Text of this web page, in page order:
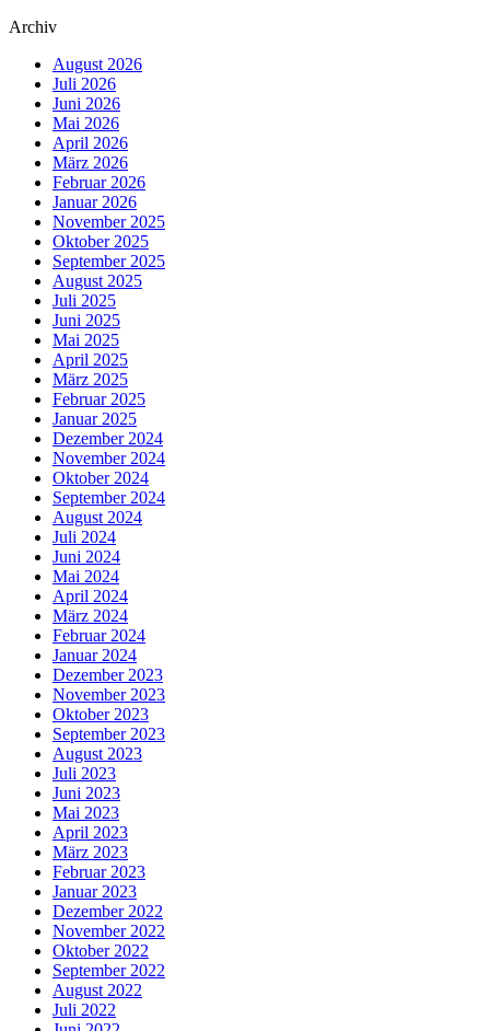
Archiv
August 2026
Juli 2026
Juni 2026
Mai 2026
April 2026
März 2026
Februar 2026
Januar 2026
November 2025
Oktober 2025
September 2025
August 2025
Juli 2025
Juni 2025
Mai 2025
April 2025
März 2025
Februar 2025
Januar 2025
Dezember 2024
November 2024
Oktober 2024
September 2024
August 2024
Juli 2024
Juni 2024
Mai 2024
April 2024
März 2024
Februar 2024
Januar 2024
Dezember 2023
November 2023
Oktober 2023
September 2023
August 2023
Juli 2023
Juni 2023
Mai 2023
April 2023
März 2023
Februar 2023
Januar 2023
Dezember 2022
November 2022
Oktober 2022
September 2022
August 2022
Juli 2022